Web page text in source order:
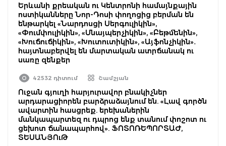
Երևանի քրեական ու Կենտրոնի համայնքային
ոստիկանները Նոր-Դոսի փողոցից բերման են
ենթարկել «Նարդոսցի Սերգուլիկին»,
«Փումփուլիկին», «Սնայպերչիկին», «Բեթմենին»,
«Խուճուճիկին», «Խուտուտիկին», «Այֆոնչիկին»․
հայտնաբերվել են մարտական ատրճանակ ու
սառը զենքեր
42532 դիտում Շամշյան
Ուջան գյուղի հարյուրավոր բնակիչներ
արդարացիորեն բարձրաձայնում են. «Լավ գործն
ավարտին հասցրեք. երեխաներին
մանկապարտեզ ու դպրոց ենք տանում փոշոտ ու
ցեխոտ ճանապարհով». ՖՈՏՈՌԵՊՈՐՏԱԺ,
ՏԵՍԱՆՅՈւԹ